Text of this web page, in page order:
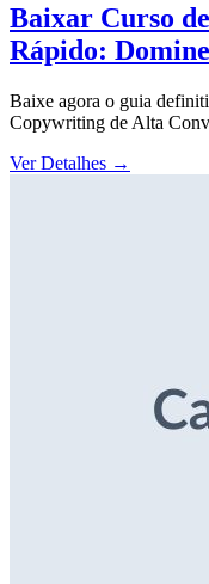
Baixar Curso
Rápido:
Baixe agora o guia
Copywriting de Alta
Ver Detalhes →